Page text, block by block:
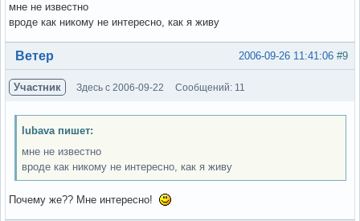
мне не известно
вроде как никому не интересно, как я живу
Вне форума #9
2006-09-26 11:41:06
Ветер
Участник Здесь с 2006-09-22 Сообщений: 11
lubava пишет:
мне не известно
вроде как никому не интересно, как я живу
Почему же?? Мне интересно!